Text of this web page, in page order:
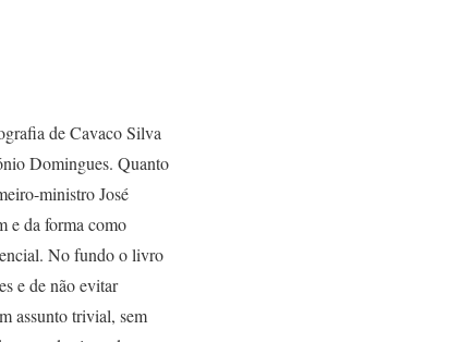
de Cavaco Silva
Domingues. Quanto
ministro José
e da forma como
No fundo o livro
e de não evitar
assunto trivial, sem